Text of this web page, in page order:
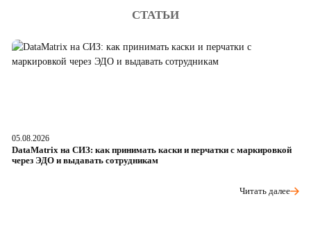
СТАТЬИ
05.08.2026
DataMatrix на СИЗ: как принимать каски и перчатки с маркировкой
через ЭДО и выдавать сотрудникам
Читать далее